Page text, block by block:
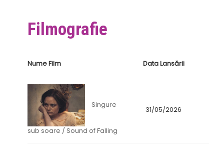
Filmografie
Nume Film Data Lansării
Singure
sub soare / Sound of Falling
31/05/2026